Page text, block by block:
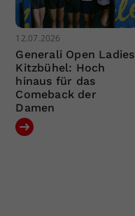
12.07.2026
Generali Open Ladies
Kitzbühel: Hoch
hinaus für das
Comeback der
Damen